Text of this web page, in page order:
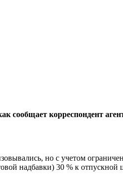
сообщает корреспондент
но с учетом
надбавки) 30 % к отпускной